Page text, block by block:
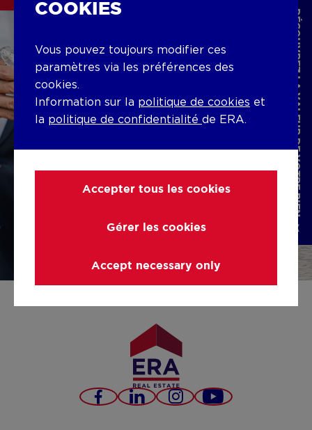
DÉCOUVREZ LA VALEUR DE VOTRE BIEN
Facebook
LinkedInInstagramYouTube
COOKIES
Vous pouvez toujours modifier ces
paramètres via les préférences des
cookies.
Information sur la politique de cookies et
la politique de confidentialité de ERA.
Accepter tous les cookies
Gérer les cookies
Accept necessary only